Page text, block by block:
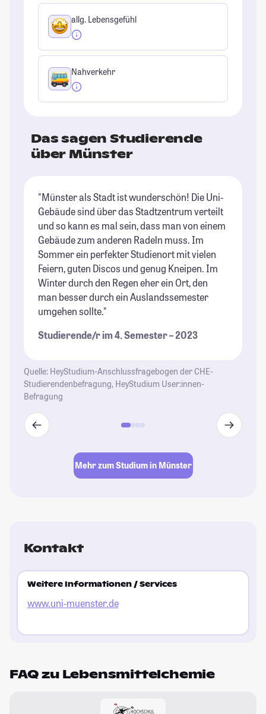
allg. Lebensgefühl
Nahverkehr
Das sagen Studierende
über Münster
"Münster als Stadt ist wunderschön! Die Uni-
Gebäude sind über das Stadtzentrum verteilt
und so kann es mal sein, dass man von einem
Gebäude zum anderen Radeln muss. Im
Sommer ein perfekter Studienort mit vielen
Feiern, guten Discos und genug Kneipen. Im
Winter durch den Regen eher ein Ort, den
man besser durch ein Auslandssemester
umgehen sollte."
Studierende/r im 4. Semester – 2023
Quelle: HeyStudium-Anschlussfragebogen der CHE-
Studierendenbefragung, HeyStudium User:innen-
Befragung
Mehr zum Studium in Münster
Kontakt
Weitere Informationen / Services
www.uni-muenster.de
FAQ zu Lebensmittelchemie